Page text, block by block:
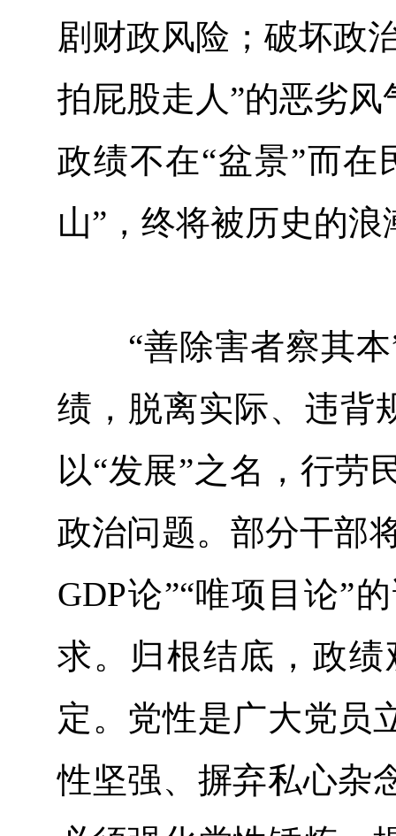
剧财政风险；破坏政
拍屁股走人”的恶劣
政绩不在“盆景”而在
山”，终将被历史的浪
“善除害者察其本”
绩，脱离实际、违背
以“发展”之名，行劳
政治问题。部分干部
GDP论”“唯项目论”
求。归根结底，政
定。党性是广大党员
性坚强、摒弃私心杂